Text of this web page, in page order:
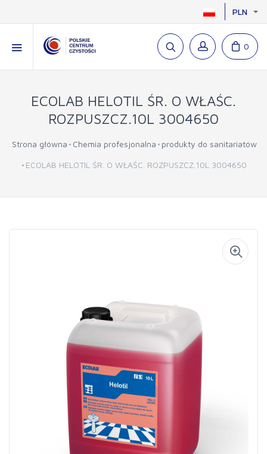
PLN
0
ECOLAB HELOTIL ŚR. O WŁAŚC.
ROZPUSZCZ.10L 3004650
Strona główna Chemia profesjonalna produkty do sanitariatów
ECOLAB HELOTIL ŚR. O WŁAŚC. ROZPUSZCZ.10L 3004650